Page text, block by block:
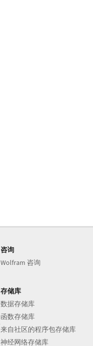
咨询
Wolfram 咨询
存储库
数据存储库
函数存储库
来自社区的程序包存储库
神经网络存储库